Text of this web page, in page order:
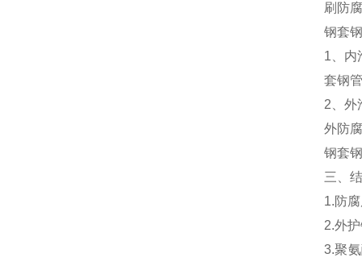
刷防
钢套钢
1、内
套钢
2、外
外防
钢套
三、
1.防
2.外
3.聚